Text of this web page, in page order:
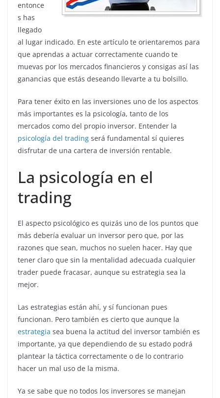
entonce
s has
llegado
al lugar indicado. En este artículo te orientaremos para
que aprendas a actuar correctamente cuando te
muevas por los mercados financieros y consigas así las
ganancias que estás deseando llevarte a tu bolsillo.
Para tener éxito en las inversiones uno de los aspectos
más importantes es la psicología, tanto de los
mercados como del propio inversor. Entender la
psicología del trading será fundamental sí quieres
disfrutar de una cartera de inversión rentable.
La psicología en el
trading
El aspecto psicológico es quizás uno de los puntos que
más debería evaluar un inversor pero que, por las
razones que sean, muchos no suelen hacer. Hay que
tener claro que sin la mentalidad adecuada cualquier
trader puede fracasar, aunque su estrategia sea la
mejor.
Las estrategias están ahí, y sí funcionan pues
funcionan. Pero también es cierto que aunque la
estrategia sea buena la actitud del inversor también es
importante, ya que dependiendo de su estado podrá
plantear la táctica correctamente o de lo contrario
hacer un mal uso de la misma.
Ya se sabe que no todos los inversores se manejan